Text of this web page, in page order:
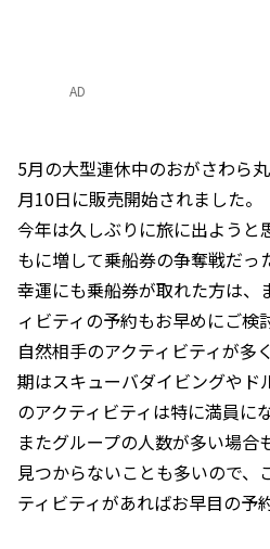
AD
5月の大型連休中のおがさわら
月10日に販売開始されました。
今年は久しぶりに旅に出ようと
もに増して乗船券の争奪戦だっ
幸運にも乗船券が取れた方は、
ィビティの予約もお早めにご検
自然相手のアクティビティが多
期はスキューバダイビングやド
のアクティビティは特に満員に
またグループの人数が多い場
見つからないことも多いので、
ティビティがあればお早目の予